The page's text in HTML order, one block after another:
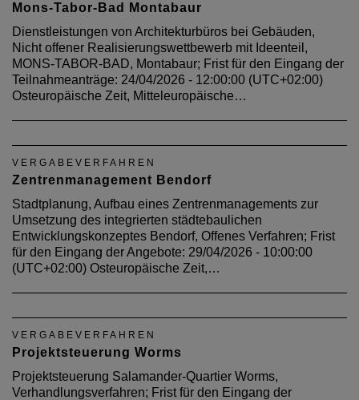
Mons-Tabor-Bad Montabaur
Dienstleistungen von Architekturbüros bei Gebäuden,
Nicht offener Realisierungswettbewerb mit Ideenteil,
MONS-TABOR-BAD, Montabaur; Frist für den Eingang der
Teilnahmeanträge: 24/04/2026 - 12:00:00 (UTC+02:00)
Osteuropäische Zeit, Mitteleuropäische…
VERGABEVERFAHREN
Zentrenmanagement Bendorf
Stadtplanung, Aufbau eines Zentrenmanagements zur
Umsetzung des integrierten städtebaulichen
Entwicklungskonzeptes Bendorf, Offenes Verfahren; Frist
für den Eingang der Angebote: 29/04/2026 - 10:00:00
(UTC+02:00) Osteuropäische Zeit,…
VERGABEVERFAHREN
Projektsteuerung Worms
Projektsteuerung Salamander-Quartier Worms,
Verhandlungsverfahren; Frist für den Eingang der